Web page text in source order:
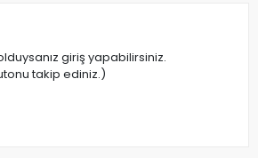
giriş yapabilirsiniz.
takip ediniz.)